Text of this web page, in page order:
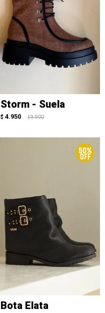
Storm - Suela
$ 4.950 $ 9.900
Bota Elata